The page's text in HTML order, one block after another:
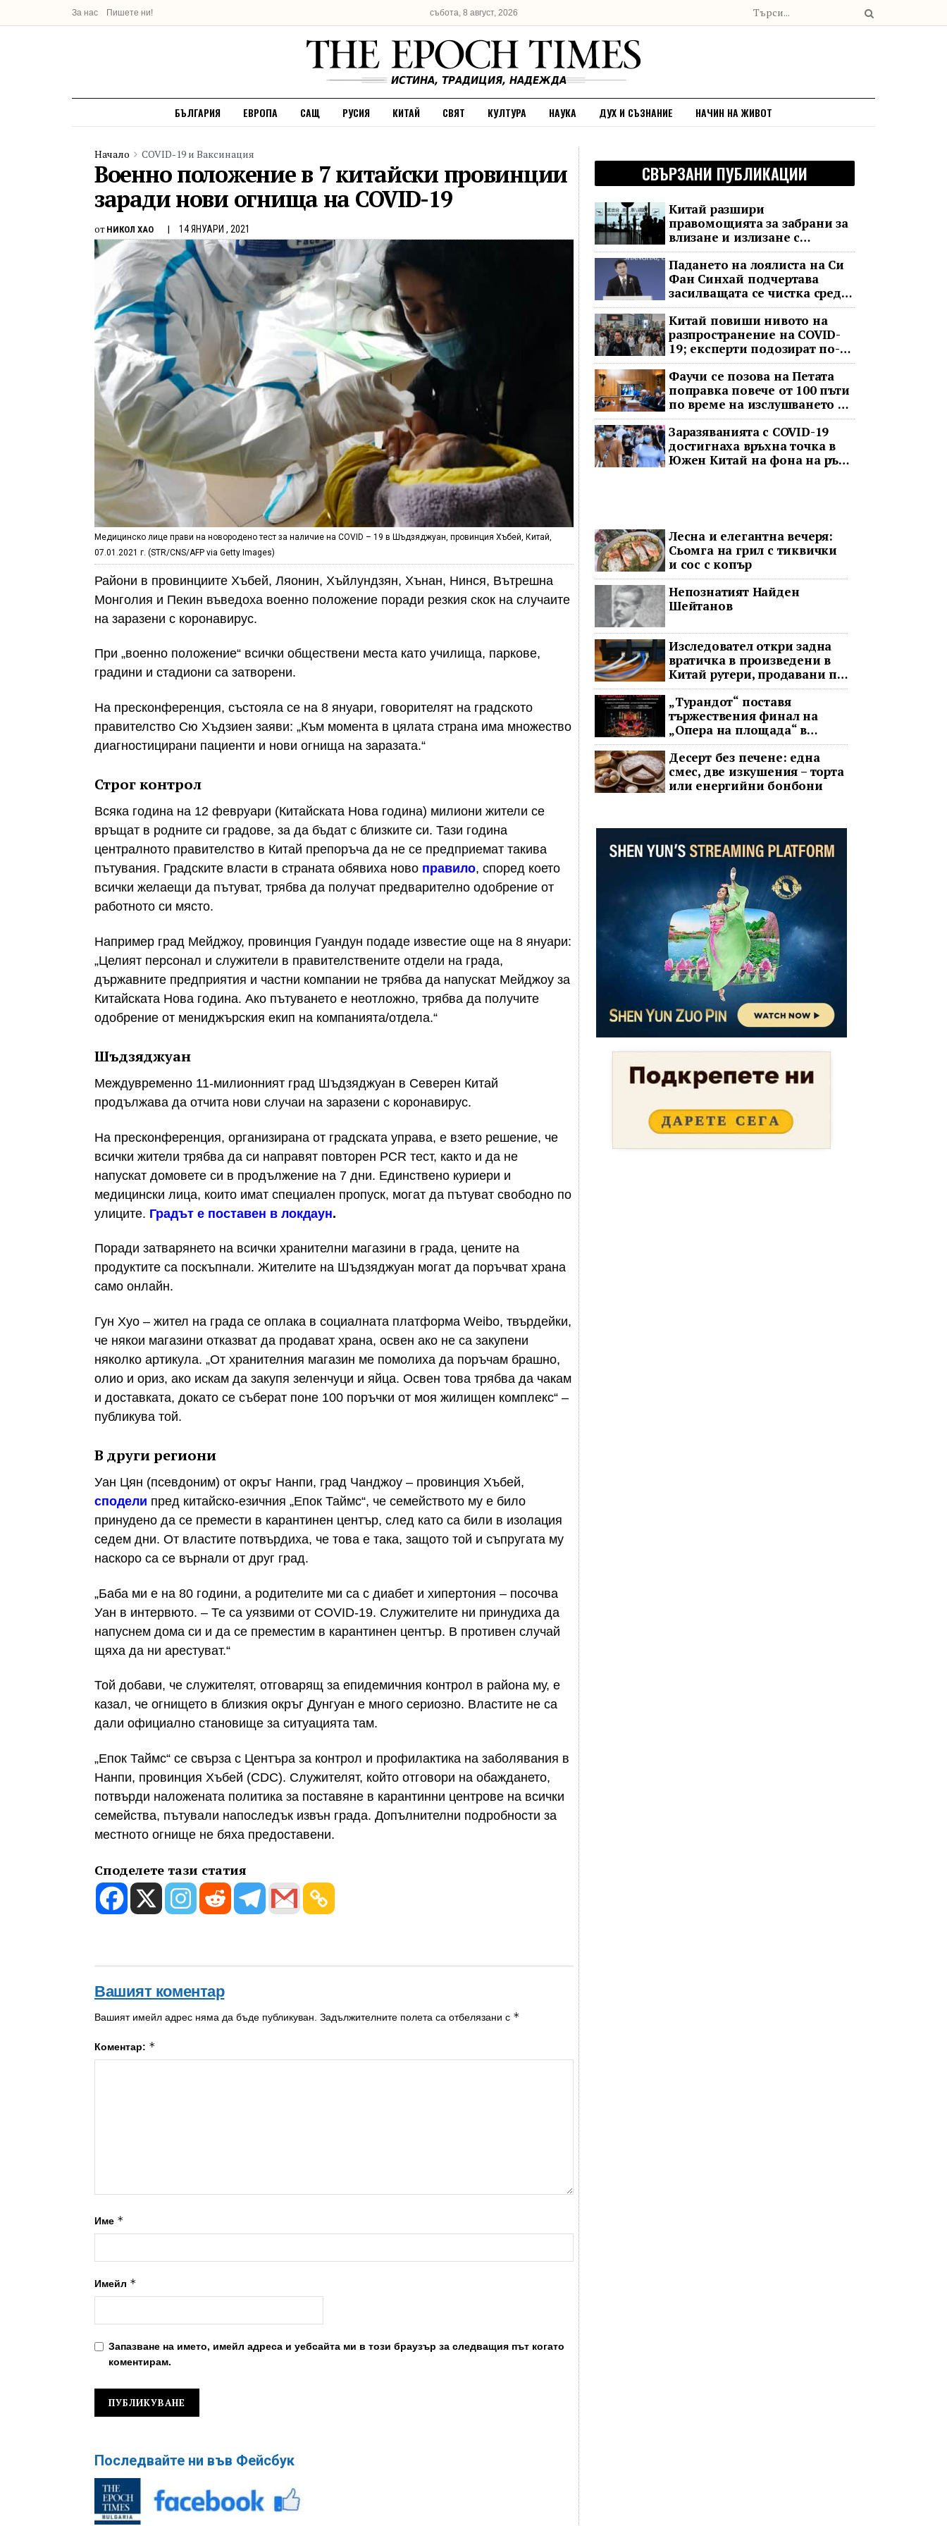
За нас Пишете ни! събота, 8 август, 2026
БЪЛГАРИЯ ЕВРОПА САЩ РУСИЯ КИТАЙ СВЯТ КУЛТУРА НАУКА ДУХ И СЪЗНАНИЕ НАЧИН НА ЖИВОТ
Начало COVID-19 и Ваксинация
Военно положение в 7 китайски провинции
заради нови огнища на COVID-19
от НИКОЛ ХАО 14 ЯНУАРИ , 2021
Медицинско лице прави на новородено тест за наличие на COVID – 19 в Шъдзяджуан, провинция Хъбей, Китай,
07.01.2021 г. (STR/CNS/AFP via Getty Images)
Райони в провинциите Хъбей, Ляонин, Хъйлундзян, Хънан, Нинся, Вътрешна
Монголия и Пекин въведоха военно положение поради резкия скок на случаите
на заразени с коронавирус.
При „военно положение“ всички обществени места като училища, паркове,
градини и стадиони са затворени.
На пресконференция, състояла се на 8 януари, говорителят на градското
правителство Сю Хъдзиен заяви: „Към момента в цялата страна има множество
диагностицирани пациенти и нови огнища на заразата.“
Строг контрол
Всяка година на 12 февруари (Китайската Нова година) милиони жители се
връщат в родните си градове, за да бъдат с близките си. Тази година
централното правителство в Китай препоръча да не се предприемат такива
пътувания. Градските власти в страната обявиха ново правило, според което
всички желаещи да пътуват, трябва да получат предварително одобрение от
работното си място.
Например град Мейджоу, провинция Гуандун подаде известие още на 8 януари:
„Целият персонал и служители в правителствените отдели на града,
държавните предприятия и частни компании не трябва да напускат Мейджоу за
Китайската Нова година. Ако пътуването е неотложно, трябва да получите
одобрение от мениджърския екип на компанията/отдела.“
Шъдзяджуан
Междувременно 11-милионният град Шъдзяджуан в Северен Китай
продължава да отчита нови случаи на заразени с коронавирус.
На пресконференция, организирана от градската управа, е взето решение, че
всички жители трябва да си направят повторен PCR тест, както и да не
напускат домовете си в продължение на 7 дни. Единствено куриери и
медицински лица, които имат специален пропуск, могат да пътуват свободно по
улиците. Градът е поставен в локдаун.
Поради затварянето на всички хранителни магазини в града, цените на
продуктите са поскъпнали. Жителите на Шъдзяджуан могат да поръчват храна
само онлайн.
Гун Хуо – жител на града се оплака в социалната платформа Weibo, твърдейки,
че някои магазини отказват да продават храна, освен ако не са закупени
няколко артикула. „От хранителния магазин ме помолиха да поръчам брашно,
олио и ориз, ако искам да закупя зеленчуци и яйца. Освен това трябва да чакам
и доставката, докато се съберат поне 100 поръчки от моя жилищен комплекс“ –
публикува той.
В други региони
Уан Цян (псевдоним) от окръг Нанпи, град Чанджоу – провинция Хъбей,
сподели пред китайско-езичния „Епок Таймс“, че семейството му е било
принудено да се премести в карантинен център, след като са били в изолация
седем дни. От властите потвърдиха, че това е така, защото той и съпругата му
наскоро са се върнали от друг град.
„Баба ми е на 80 години, а родителите ми са с диабет и хипертония – посочва
Уан в интервюто. – Те са уязвими от COVID-19. Служителите ни принудиха да
напуснем дома си и да се преместим в карантинен център. В противен случай
щяха да ни арестуват.“
Той добави, че служителят, отговарящ за епидемичния контрол в района му, е
казал, че огнището в близкия окръг Дунгуан е много сериозно. Властите не са
дали официално становище за ситуацията там.
„Епок Таймс“ се свърза с Центъра за контрол и профилактика на заболявания в
Нанпи, провинция Хъбей (CDC). Служителят, който отговори на обаждането,
потвърди наложената политика за поставяне в карантинни центрове на всички
семейства, пътували напоследък извън града. Допълнителни подробности за
местното огнище не бяха предоставени.
Споделете тази статия
Вашият коментар
Вашият имейл адрес няма да бъде публикуван. Задължителните полета са отбелязани с *
Коментар: *
Име *
Имейл *
Запазване на името, имейл адреса и уебсайта ми в този браузър за следващия път когато
коментирам.
Последвайте ни във Фейсбук
СВЪРЗАНИ ПУБЛИКАЦИИ
Китай разшири
правомощията за забрани за
влизане и излизане с
всеобхватни нови правила
Падането на лоялиста на Си
Фан Синхай подчертава
засилващата се чистка сред
финансовия елит на Китай
Китай повиши нивото на
разпространение на COVID-
19; експерти подозират по-
тежка ситуация
Фаучи се позова на Петата
поправка повече от 100 пъти
по време на изслушването в
Сената за COVID
Заразяванията с COVID-19
достигнаха връхна точка в
Южен Китай на фона на ръст
Лесна и елегантна вечеря:
Сьомга на грил с тиквички
и сос с копър
Непознатият Найден
Шейтанов
Изследовател откри задна
вратичка в произведени в
Китай рутери, продавани по
целия свят
„Турандот“ поставя
тържествения финал на
„Опера на площада“ в
София
Десерт без печене: една
смес, две изкушения – торта
или енергийни бонбони